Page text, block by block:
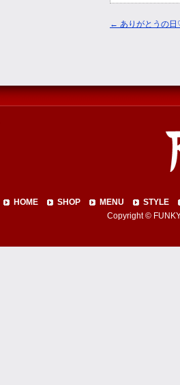
← ありがとうの
HOME SHOP MENU
STYLE
Copyright ©